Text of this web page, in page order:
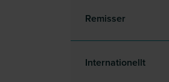
Remisser
Internationellt